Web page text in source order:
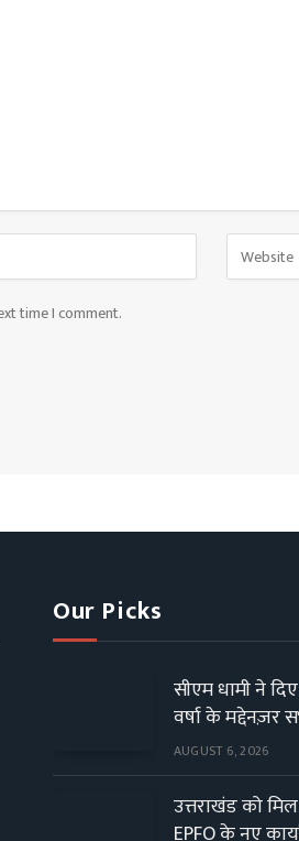
time I comment.
Our Picks
सीएम धामी ने
वर्षा के मद्देनज़र
AUGUST 6, 2026
उत्तराखंड को